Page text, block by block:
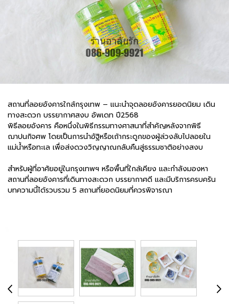
สถานที่ลอยอังคารใกล้กรุงเทพ – แนะนำจุดลอยอังคารยอดนิยม เดิน
ทางสะดวก บรรยากาศสงบ อัพเดท ปี2568
พิธีลอยอังคาร คือหนึ่งในพิธีกรรมทางศาสนาที่สำคัญหลังจากพิธี
ฌาปนกิจศพ โดยเป็นการนำอัฐิหรือเถ้ากระดูกของผู้ล่วงลับไปลอยใน
แม่น้ำหรือทะเล เพื่อส่งดวงวิญญาณกลับคืนสู่ธรรมชาติอย่างสงบ
สำหรับผู้ที่อาศัยอยู่ในกรุงเทพฯ หรือพื้นที่ใกล้เคียง และกำลังมองหา
สถานที่ลอยอังคารที่เดินทางสะดวก บรรยากาศดี และมีบริการครบครัน
บทความนี้ได้รวบรวม 5 สถานที่ยอดนิยมที่ควรพิจารณา